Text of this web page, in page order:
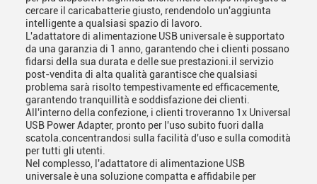
cercare il caricabatterie giusto, rendendolo un'aggiunta
intelligente a qualsiasi spazio di lavoro.
L'adattatore di alimentazione USB universale è supportato
da una garanzia di 1 anno, garantendo che i clienti possano
fidarsi della sua durata e delle sue prestazioni.il servizio
post-vendita di alta qualità garantisce che qualsiasi
problema sarà risolto tempestivamente ed efficacemente,
garantendo tranquillità e soddisfazione dei clienti.
All'interno della confezione, i clienti troveranno 1x Universal
USB Power Adapter, pronto per l'uso subito fuori dalla
scatola.concentrandosi sulla facilità d'uso e sulla comodità
per tutti gli utenti.
Nel complesso, l'adattatore di alimentazione USB
universale è una soluzione compatta e affidabile per